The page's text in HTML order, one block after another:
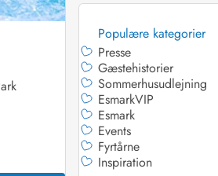
Populære kategorier
Presse
Gæstehistorier
Sommerhusudlejning
EsmarkVIP
Esmark
Events
Fyrtårne
Inspiration